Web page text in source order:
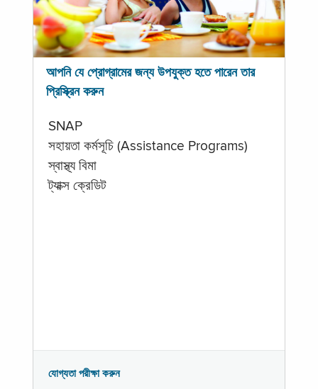
আপনি যে প্রোগ্রামের জন্য উপযুক্ত হতে পারেন তার
প্রিস্ক্রিন করুন
SNAP
সহায়তা কর্মসূচি (Assistance Programs)
স্বাস্থ্য বিমা
ট্যাক্স ক্রেডিট
যোগ্যতা পরীক্ষা করুন